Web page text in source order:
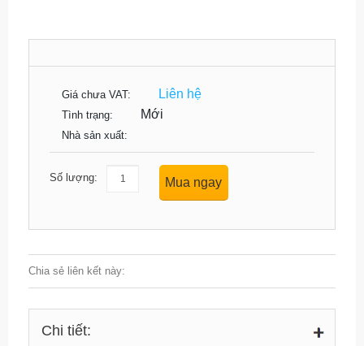
Giá chưa VAT: Liên hệ
Tình trạng: Mới
Nhà sản xuất:
Số lượng: Mua ngay
Chia sẻ liên kết này:
Chi tiết: